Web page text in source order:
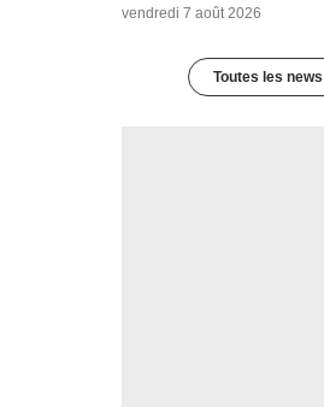
vendredi 7 août 2026
Toutes les